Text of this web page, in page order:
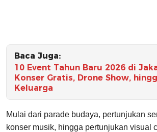
Baca Juga:
10 Event Tahun Baru 2026 di
Konser Gratis, Drone Show,
Keluarga
Mulai dari parade budaya, pertunjukan
konser musik, hingga pertunjukan visual